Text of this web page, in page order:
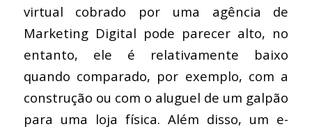
virtual cobrado por uma agência de
Marketing Digital pode parecer alto, no
entanto, ele é relativamente baixo
quando comparado, por exemplo, com a
construção ou com o aluguel de um galpão
para uma loja física. Além disso, um e-